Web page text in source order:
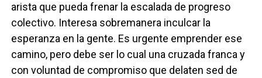
arista que pueda frenar la escalada de progreso
colectivo. Interesa sobremanera inculcar la
esperanza en la gente. Es urgente emprender ese
camino, pero debe ser lo cual una cruzada franca y
con voluntad de compromiso que delaten sed de